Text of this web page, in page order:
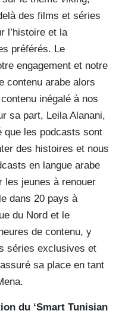
des films et séries
l’histoire et la
préférés. Le
engagement et notre
contenu arabe alors
inégalé à nos
sa part, Leila Alanani,
que les podcasts sont
des histoires et nous
en langue arabe
les jeunes à renouer
dans 20 pays à
du Nord et le
de contenu, y
séries exclusives et
sa place en tant
du ‘Smart Tunisian